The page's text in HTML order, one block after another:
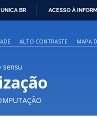
O
CONTEÚDO
BR ACESSO À
ALTO CONTRASTE MAPA
sensu